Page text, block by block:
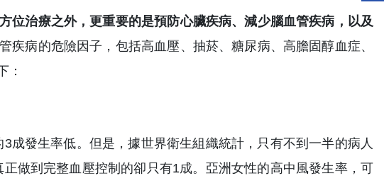
位治療之外，更重要的是預防心臟疾病、減少腦血管疾病，以及
疾病的危險因子，包括高血壓、抽菸、糖尿病、高膽固醇血症、
：
成發生率低。但是，據世界衛生組織統計，只有不到一半的病人
做到完整血壓控制的卻只有1成。亞洲女性的高中風發生率，可